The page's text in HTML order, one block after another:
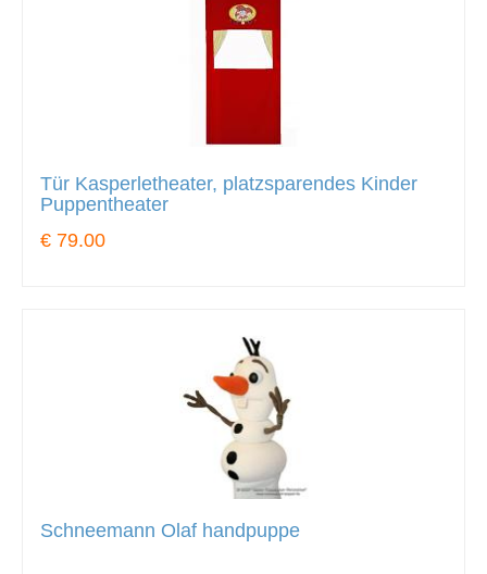
Tür Kasperletheater, platzsparendes Kinder
Puppentheater
€ 79.00
Schneemann Olaf handpuppe